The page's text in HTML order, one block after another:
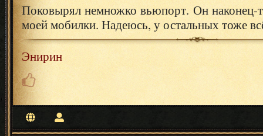
Поковырял немножко вьюпорт. Он наконец-
моей мобилки. Надеюсь, у остальных тоже
Энирин